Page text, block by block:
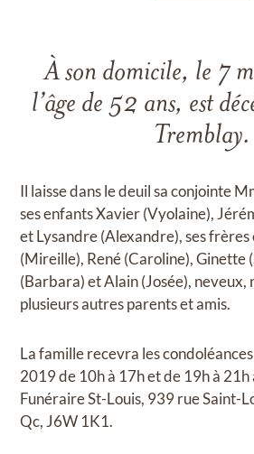
À son domicile, le 7
l’âge de 52 ans, est
Tremblay.
Il laisse dans le deuil sa conjointe
ses enfants Xavier (Vyolaine),
et Lysandre (Alexandre), ses
(Mireille), René (Caroline), Ginette
(Barbara) et Alain (Josée), neveux,
plusieurs autres parents et amis.
La famille recevra les
2019 de 10h à 17h et de 19h à 21h
Funéraire St-Louis, 939 rue Saint-
Qc, J6W 1K1.